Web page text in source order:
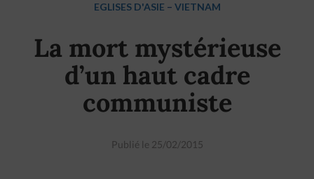
EGLISES D'ASIE – VIETNAM
La mort mystérieuse
d’un haut cadre
communiste
Publié le 25/02/2015